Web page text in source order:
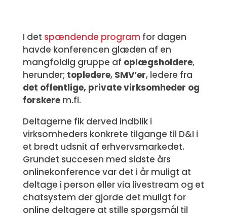
I det spændende program for dagen
havde konferencen glæden af en
mangfoldig gruppe af oplægsholdere,
herunder; topledere, SMV’er, ledere fra
det offentlige, private virksomheder og
forskerem.fl.
Deltagerne fik derved indblik i
virksomheders konkrete tilgange til D&I i
et bredt udsnit af erhvervsmarkedet.
Grundet succesen med sidste års
onlinekonference var det i år muligt at
deltage i person eller via livestream og et
chatsystem der gjorde det muligt for
online deltagere at stille spørgsmål til